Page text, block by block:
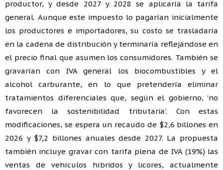
productor, y desde 2027 y 2028 se aplicaría la tarifa
general. Aunque este impuesto lo pagarían inicialmente
los productores e importadores, su costo se trasladaría
en la cadena de distribución y terminaría reflejándose en
el precio final que asumen los consumidores. También se
gravarían con IVA general los biocombustibles y el
alcohol carburante, en lo que pretendería eliminar
tratamientos diferenciales que, según el gobierno, 'no
favorecen la sostenibilidad tributaria'. Con estas
modificaciones, se espera un recaudo de $2,6 billones en
2026 y $7,2 billones anuales desde 2027. La propuesta
también incluye gravar con tarifa plena de IVA (19%) las
ventas de vehículos híbridos y licores, actualmente